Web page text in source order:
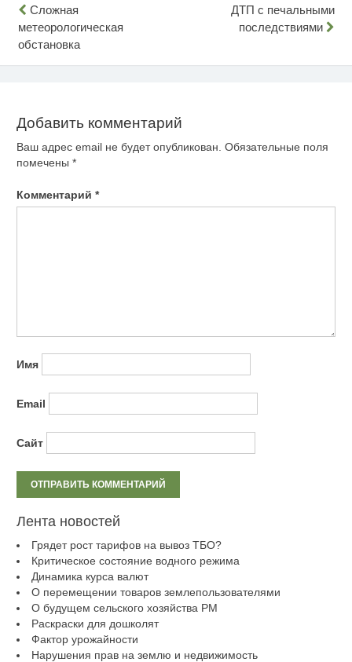
Навигация
по
записям
Сложная
метеорологическая
обстановка
ДТП с печальными
последствиями
Добавить комментарий
Ваш адрес email не будет опубликован. Обязательные поля
помечены *
Комментарий *
Имя
Email
Сайт
Лента новостей
Грядет рост тарифов на вывоз ТБО?
Критическое состояние водного режима
Динамика курса валют
О перемещении товаров землепользователями
О будущем сельского хозяйства РМ
Раскраски для дошколят
Фактор урожайности
Нарушения прав на землю и недвижимость